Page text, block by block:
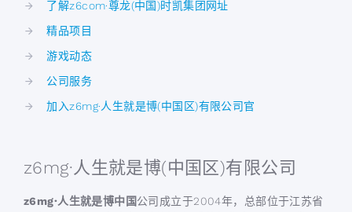
了解z6com·尊龙(中国)时凯集团网址
精品项目
游戏动态
公司服务
加入z6mg·人生就是博(中国区)有限公司官
z6mg·人生就是博(中国区)有限公司
z6mg·人生就是博中国公司成立于2004年，总部位于江苏省